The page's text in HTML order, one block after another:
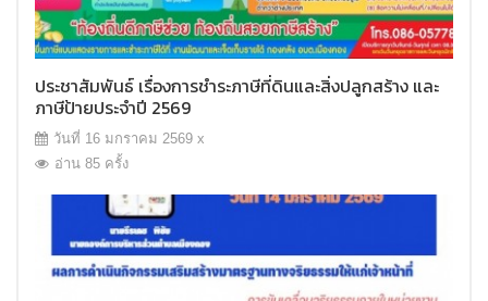
ประชาสัมพันธ์ เรื่องการชำระภาษีที่ดินและสิ่งปลูกสร้าง และ
ภาษีป้ายประจำปี 2569
วันที่ 16 มกราคม 2569 x
อ่าน 85 ครั้ง